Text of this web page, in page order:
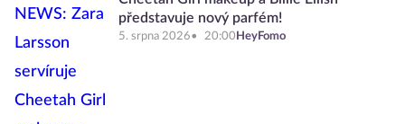
představuje nový parfém!
5. srpna 2026 20:00 HeyFomo